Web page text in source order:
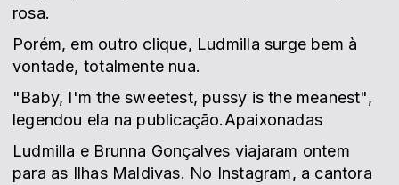
rosa.
Porém, em outro clique, Ludmilla surge bem à
vontade, totalmente nua.
"Baby, I'm the sweetest, pussy is the meanest",
legendou ela na publicação.Apaixonadas
Ludmilla e Brunna Gonçalves viajaram ontem
para as Ilhas Maldivas. No Instagram, a cantora